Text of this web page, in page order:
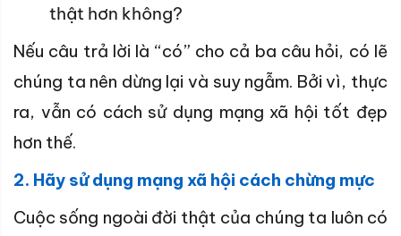
thật hơn không?
Nếu câu trả lời là “có” cho cả ba câu hỏi, có lẽ
chúng ta nên dừng lại và suy ngẫm. Bởi vì, thực
ra, vẫn có cách sử dụng mạng xã hội tốt đẹp
hơn thế.
2. Hãy sử dụng mạng xã hội cách chừng mực
Cuộc sống ngoài đời thật của chúng ta luôn có